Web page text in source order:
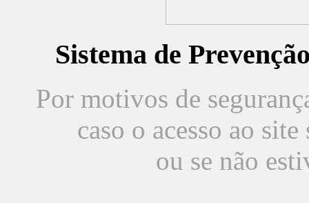
Sistema de
Por motivos de
caso o acesso ao
ou se não